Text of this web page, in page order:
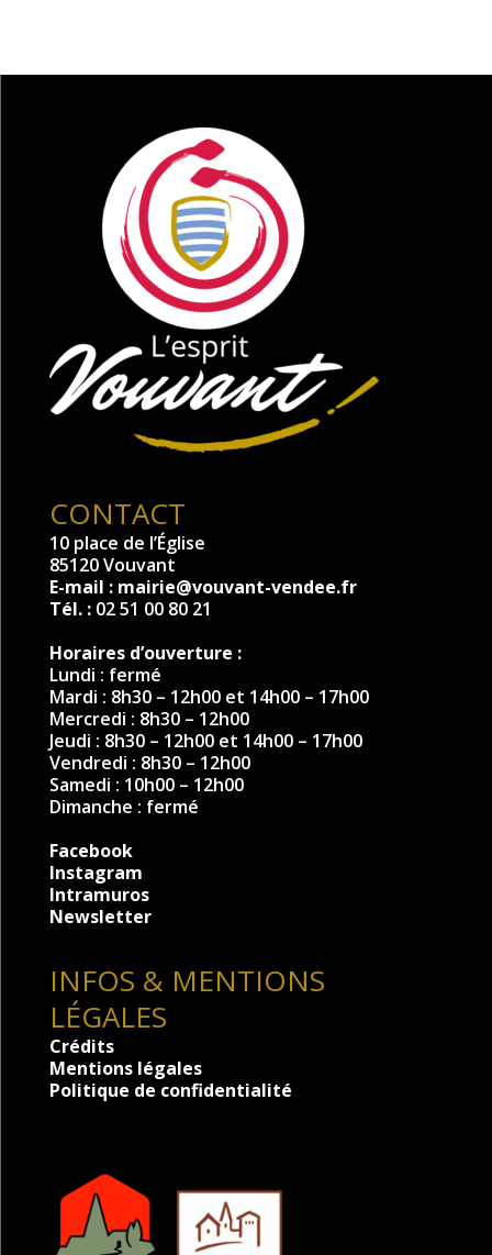
CONTACT
10 place de l’Église
85120 Vouvant
E-mail : mairie@vouvant-vendee.fr
Tél. : 02 51 00 80 21
Horaires d’ouverture :
Lundi : fermé
Mardi : 8h30 – 12h00 et 14h00 – 17h00
Mercredi : 8h30 – 12h00
Jeudi : 8h30 – 12h00 et 14h00 – 17h00
Vendredi : 8h30 – 12h00
Samedi : 10h00 – 12h00
Dimanche : fermé
Facebook
Instagram
Intramuros
Newsletter
INFOS & MENTIONS
LÉGALES
Crédits
Mentions légales
Politique de confidentialité